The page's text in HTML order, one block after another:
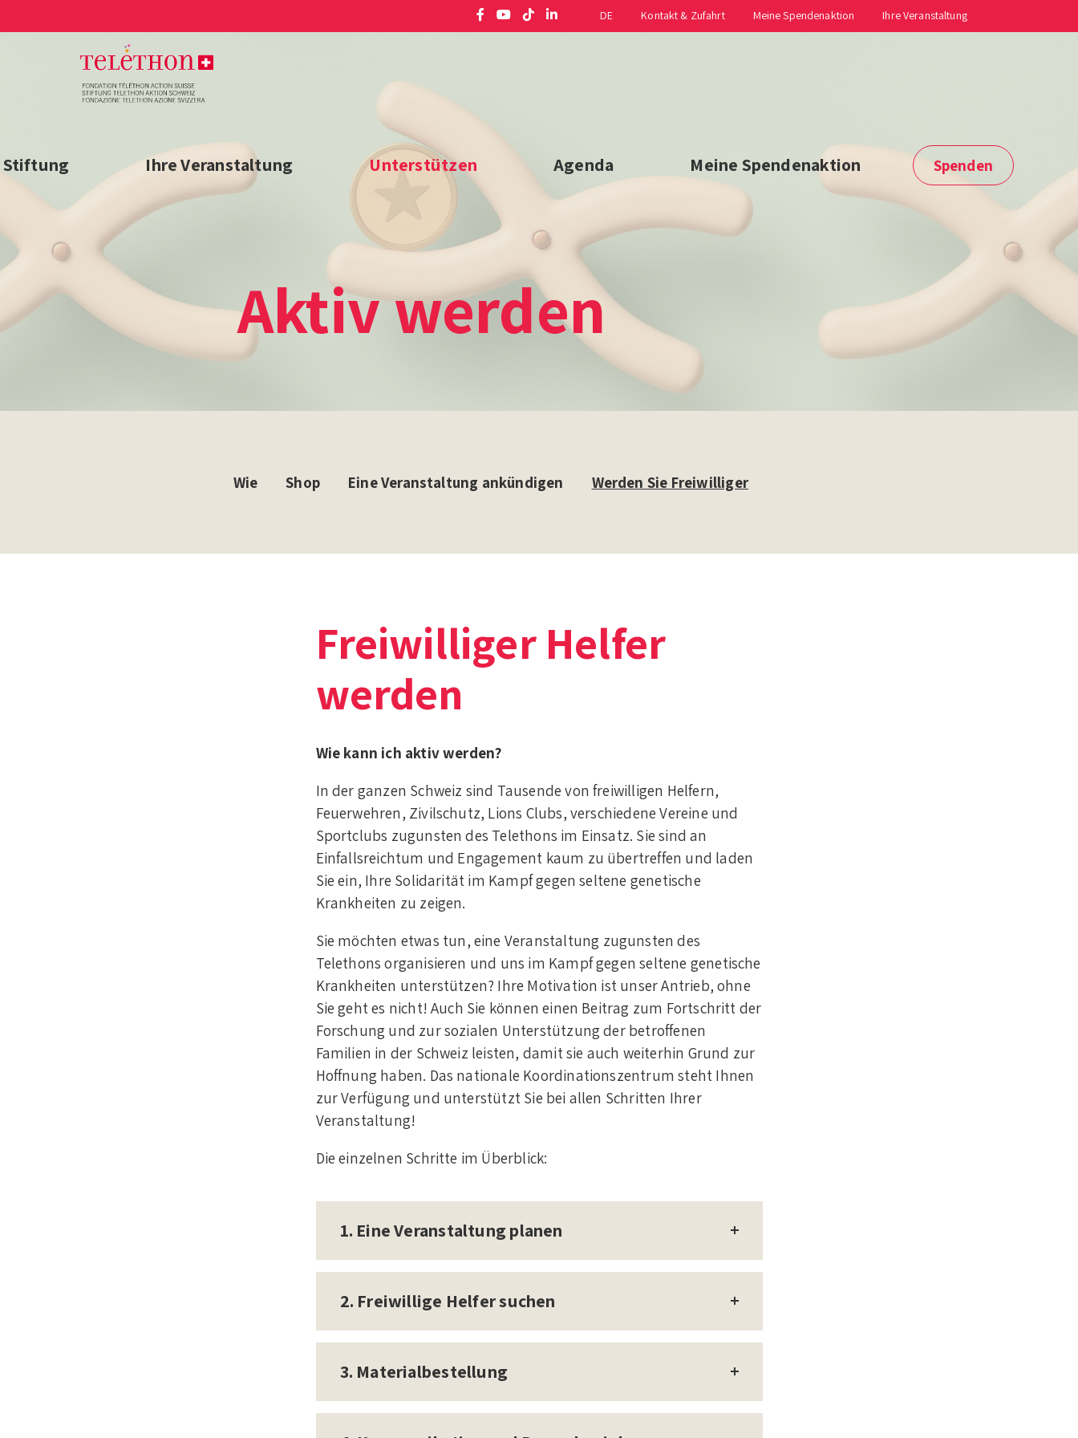
DE Kontakt & Zufahrt Meine Spendenaktion Ihre Veranstaltung
Stiftung Ihre Veranstaltung Unterstützen Agenda Meine Spendenaktion Spenden
Aktiv werden
Wie Shop Eine Veranstaltung ankündigen Werden Sie Freiwilliger
Freiwilliger Helfer
werden
Wie kann ich aktiv werden?
In der ganzen Schweiz sind Tausende von freiwilligen Helfern,
Feuerwehren, Zivilschutz, Lions Clubs, verschiedene Vereine und
Sportclubs zugunsten des Telethons im Einsatz. Sie sind an
Einfallsreichtum und Engagement kaum zu übertreffen und laden
Sie ein, Ihre Solidarität im Kampf gegen seltene genetische
Krankheiten zu zeigen.
Sie möchten etwas tun, eine Veranstaltung zugunsten des
Telethons organisieren und uns im Kampf gegen seltene genetische
Krankheiten unterstützen? Ihre Motivation ist unser Antrieb, ohne
Sie geht es nicht! Auch Sie können einen Beitrag zum Fortschritt der
Forschung und zur sozialen Unterstützung der betroffenen
Familien in der Schweiz leisten, damit sie auch weiterhin Grund zur
Hoffnung haben. Das nationale Koordinationszentrum steht Ihnen
zur Verfügung und unterstützt Sie bei allen Schritten Ihrer
Veranstaltung!
Die einzelnen Schritte im Überblick:
1. Eine Veranstaltung planen
2. Freiwillige Helfer suchen
3. Materialbestellung